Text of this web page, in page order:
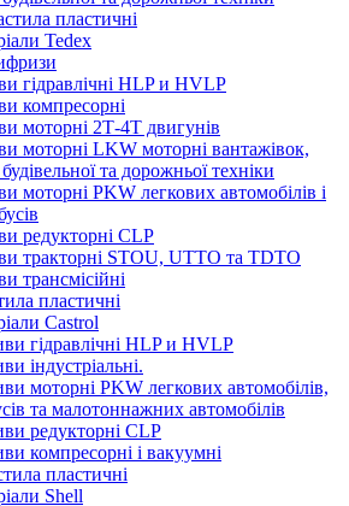
пластичні
Tedex
гідравлічні HLP и HVLP
компресорні
моторні 2Т-4Т двигунів
моторні LKW моторні вантажівок,
та дорожньої техніки
моторні PKW легкових автомобілів і
редукторні CLP
тракторні STOU, UTTO та TDTO
трансмісійні
пластичні
Castrol
гідравлічні HLP и HVLP
індустріальні.
моторні PKW легкових автомобілів,
та малотоннажних автомобілів
редукторні CLP
компресорні і вакуумні
пластичні
Shell